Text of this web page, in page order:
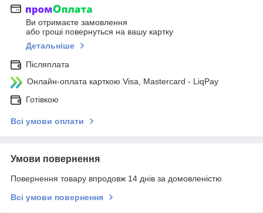
Ви отримаєте замовлення
або гроші повернуться на вашу картку
Детальніше
Післяплата
Онлайн-оплата карткою Visa, Mastercard - LiqPay
Готівкою
Всі умови оплати
Умови повернення
Повернення товару впродовж 14 днів за домовленістю
Всі умови повернення